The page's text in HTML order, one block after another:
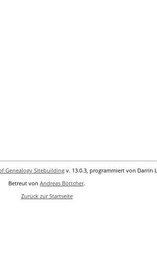
Genealogy Sitebuildingv. 13.0.3, programmiert von Darrin
Betreut von Andreas Böttcher.
Zurück zur Startseite